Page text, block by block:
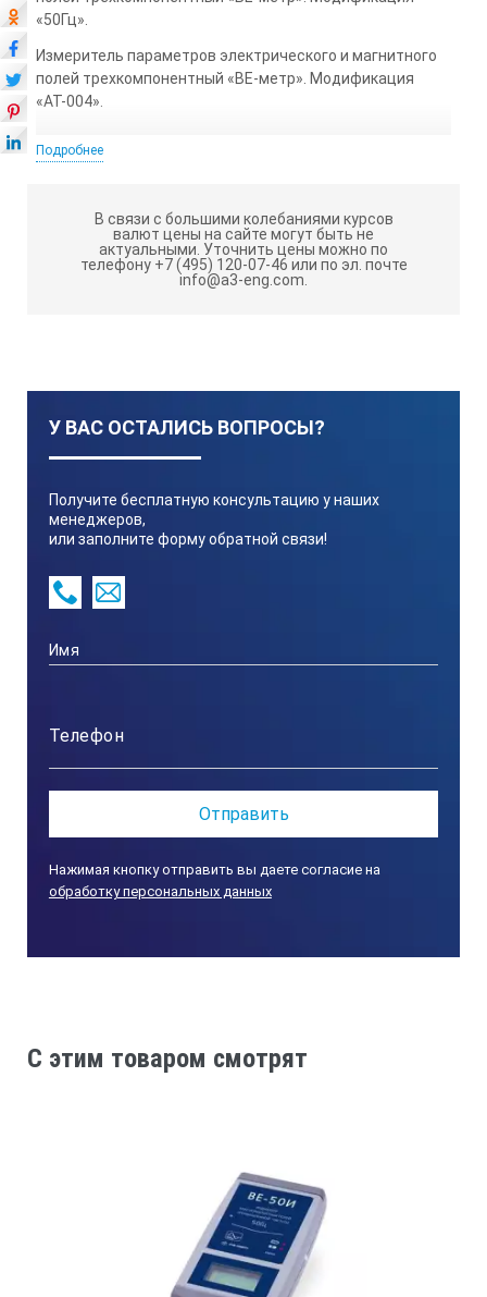
«50Гц».
Измеритель параметров электрического и магнитного
полей трехкомпонентный «ВЕ-метр». Модификация
«АТ-004».
управления НТМ-Терминал:
Блок управления и индикации
результатов измерений «НТМ-
Руководство по эксплуатации БВЕК 43 1440.09.15 РЭ
Кабель USB - mini-USB
Подробнее
В связи с большими колебаниями курсов
валют цены на сайте могут быть не
актуальными. Уточнить цены можно по
телефону +7 (495) 120-07-46 или по эл. почте
info@a3-eng.com.
У ВАС ОСТАЛИСЬ ВОПРОСЫ?
Получите бесплатную консультацию у наших
менеджеров,
или заполните форму обратной связи!
Нажимая кнопку отправить вы даете согласие на
обработку персональных данных
C этим товаром смотрят